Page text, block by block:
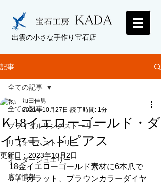
出雲の小さな手作り宝石店
記事
全ての記事
ブライダルリングストーリー
リフォームストーリー
オーダージュエリー
店舗情報
全ての記事
Ｋ18イエローゴールド・ダ
イヤモンドピアス
加田佳男
2021年10月27日 読了時間: 1分
更新日：2023年10月2日
18金イエローゴールド素材に6本爪で
0，1カラット、ブラウンカラーダイヤ